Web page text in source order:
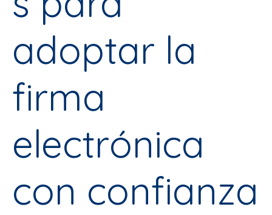
adoptar la
firma
electrónica
con confianza